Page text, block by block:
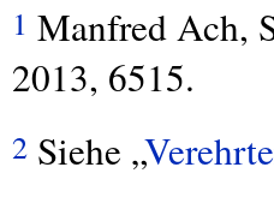
1 Manfred Ach,
2013, 6515.
2 Siehe „